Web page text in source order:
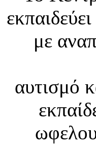
με
αυτισμό